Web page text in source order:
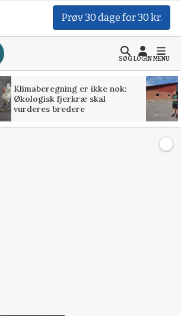
Prøv 30 dage for 30 kr.
SØGLOGINMENU
Klimaberegning er ikke nok:
Økologisk fjerkræ skal
vurderes bredere